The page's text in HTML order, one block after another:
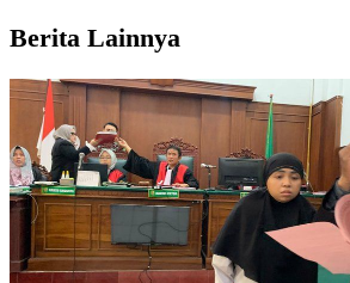
Berita Lainnya